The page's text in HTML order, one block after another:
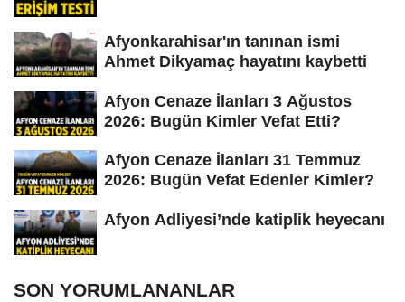
Afyonkarahisar'ın tanınan ismi
Ahmet Dikyamaç hayatını kaybetti
Afyon Cenaze İlanları 3 Ağustos
2026: Bugün Kimler Vefat Etti?
Afyon Cenaze İlanları 31 Temmuz
2026: Bugün Vefat Edenler Kimler?
Afyon Adliyesi’nde katiplik heyecanı
SON YORUMLANANLAR